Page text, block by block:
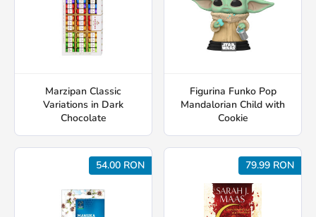
Marzipan Classic
Variations in Dark
Chocolate
Figurina Funko Pop
Mandalorian Child with
Cookie
54.00 RON 79.99 RON